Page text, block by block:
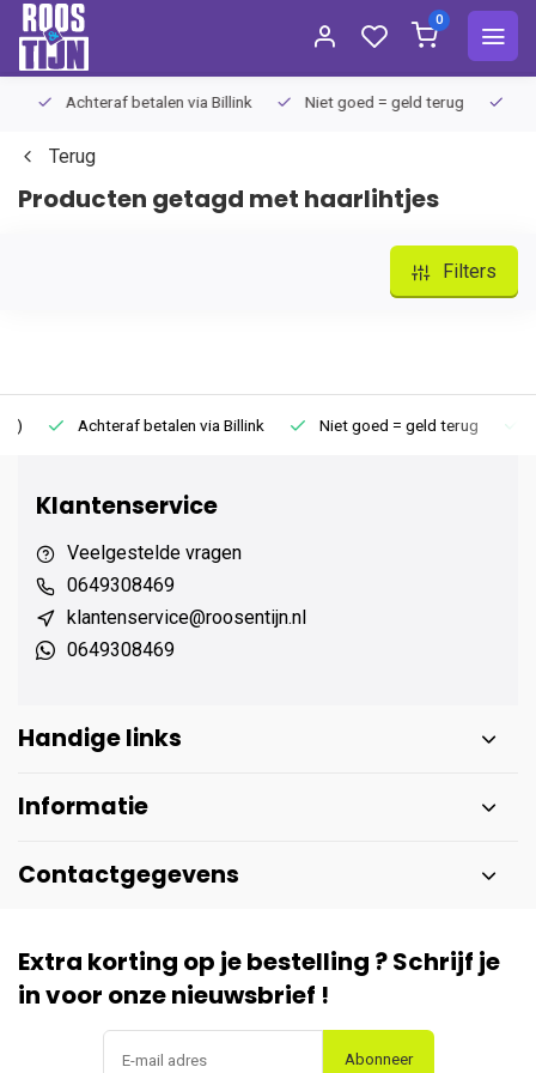
0
Achteraf betalen via Billink Niet goed = geld terug
Terug
Producten getagd met haarlihtjes
Filters
Achteraf betalen via Billink Niet goed = geld terug
Klantenservice
Veelgestelde vragen
0649308469
klantenservice@roosentijn.nl
0649308469
Handige links
Informatie
Contactgegevens
Extra korting op je bestelling ? Schrijf je
in voor onze nieuwsbrief !
Abonneer